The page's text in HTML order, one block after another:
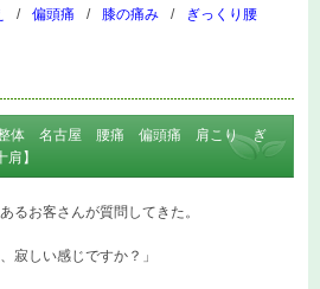
偏頭痛 膝の痛み
ぎっくり腰
整体 名古屋 腰痛 偏頭痛 肩こり ぎ
】
るお客さんが質問してきた。
寂しい感じですか？」